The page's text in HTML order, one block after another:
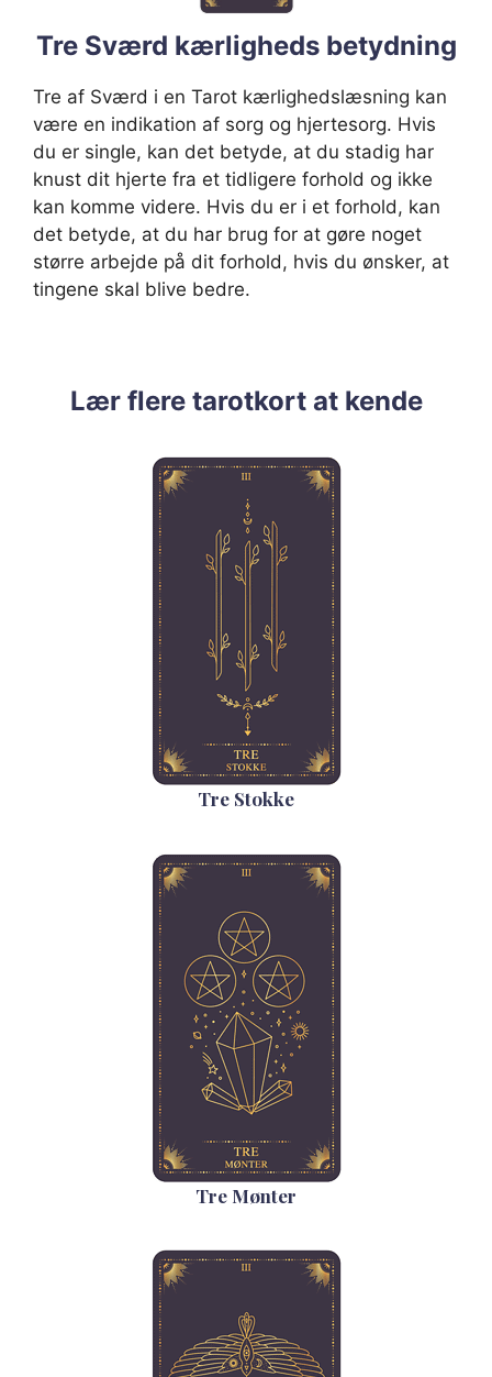
Tre Sværd kærligheds betydning
Tre af Sværd i en Tarot kærlighedslæsning kan
være en indikation af sorg og hjertesorg. Hvis
du er single, kan det betyde, at du stadig har
knust dit hjerte fra et tidligere forhold og ikke
kan komme videre. Hvis du er i et forhold, kan
det betyde, at du har brug for at gøre noget
større arbejde på dit forhold, hvis du ønsker, at
tingene skal blive bedre.
Lær flere tarotkort at kende
Tre Stokke
Tre Mønter